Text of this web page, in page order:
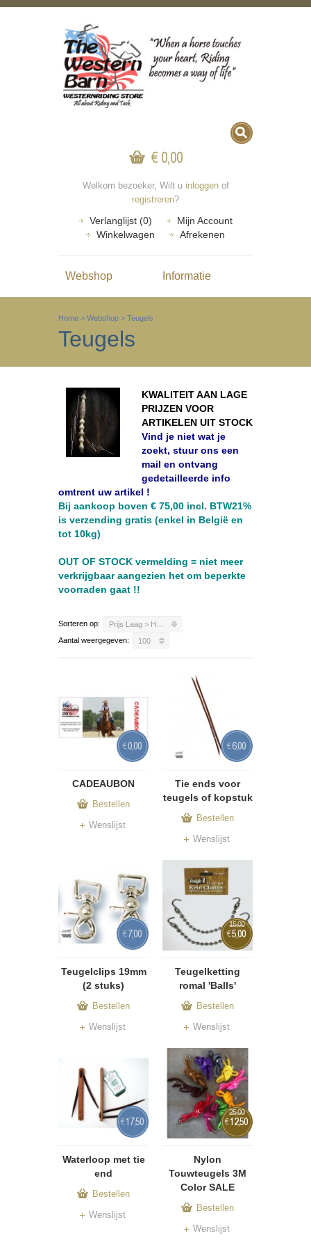
€ 0,00
Welkom bezoeker, Wilt u inloggenof
registreren?
Verlanglijst (0)
Mijn Account
Winkelwagen
Afrekenen
Webshop Informatie
Home > Webshop > Teugels
Teugels
KWALITEIT AAN LAGE
PRIJZEN VOOR
ARTIKELEN UIT STOCK
Vind je niet wat je
zoekt, stuur ons een
mail en ontvang
gedetailleerde info
omtrent uw artikel !
Bij aankoop boven € 75,00 incl. BTW21%
is verzending gratis (enkel in België en
tot 10kg)
OUT OF STOCK vermelding = niet meer
verkrijgbaaraangezien het om beperkte
voorraden gaat !!
Sorteren op:
Aantal weergegeven:
100
CADEAUBON
€0,00
Bestellen
Wenslijst
Tie ends voor
teugels of kopstuk
€6,00
Bestellen
Wenslijst
Teugelclips 19mm
(2 stuks)
€7,00
Bestellen
Wenslijst
Teugelketting
romal 'Balls'
15,00
€5,00
Bestellen
Wenslijst
Waterloop met tie
end
€17,50
Bestellen
Wenslijst
Nylon
Touwteugels 3M
Color SALE
25,00
€12,50
Bestellen
Wenslijst